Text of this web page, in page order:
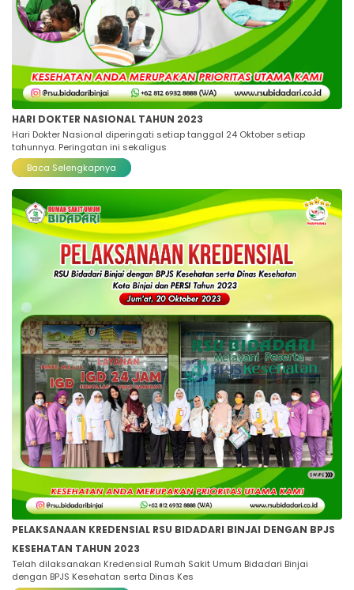
HARI DOKTER NASIONAL TAHUN 2023
Hari Dokter Nasional diperingati setiap tanggal 24 Oktober setiap
tahunnya. Peringatan ini sekaligus
Baca Selengkapnya
PELAKSANAAN KREDENSIAL RSU BIDADARI BINJAI DENGAN BPJS
KESEHATAN TAHUN 2023
Telah dilaksanakan Kredensial Rumah Sakit Umum Bidadari Binjai
dengan BPJS Kesehatan serta Dinas Kes